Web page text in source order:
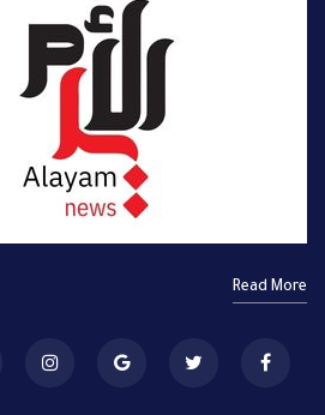
Read More